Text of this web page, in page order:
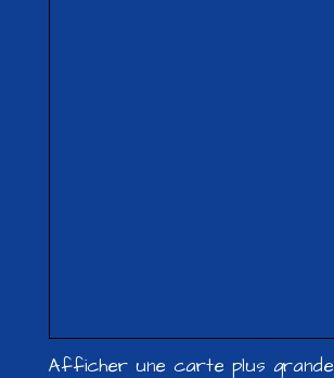
Afficher une carte plus grande